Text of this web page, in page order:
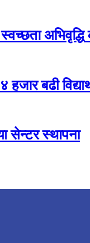
हजार बढी
सेन्टर स्थापना